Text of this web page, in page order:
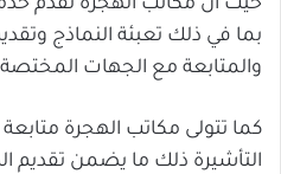
حيث ان مكاتب الهجرة تقدم
بما في ذلك تعبئة النماذج
والمتابعة مع الجهات
كما تتولى مكاتب الهجرة
التأشيرة ذلك ما يضمن تقديم